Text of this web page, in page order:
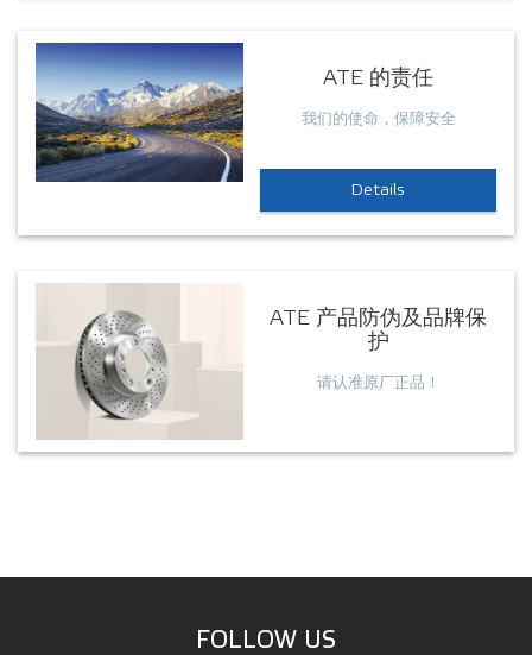
ATE 的责任
我们的使命，保障安全
Details
ATE 产品防伪及品牌保
护
请认准原厂正品！
FOLLOW US